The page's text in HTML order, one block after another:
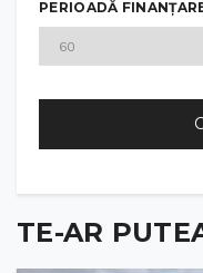
PERIOADĂ
TE-AR